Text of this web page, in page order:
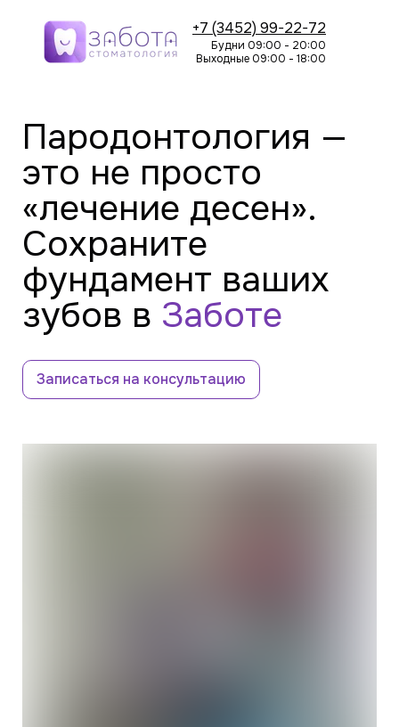
+7 (3452) 99-22-72
Будни 09:00 - 20:00
Выходные 09:00 - 18:00
Пародонтология —
это не просто
«лечение десен».
Сохраните
фундамент ваших
зубов в Заботе
Записаться на консультацию